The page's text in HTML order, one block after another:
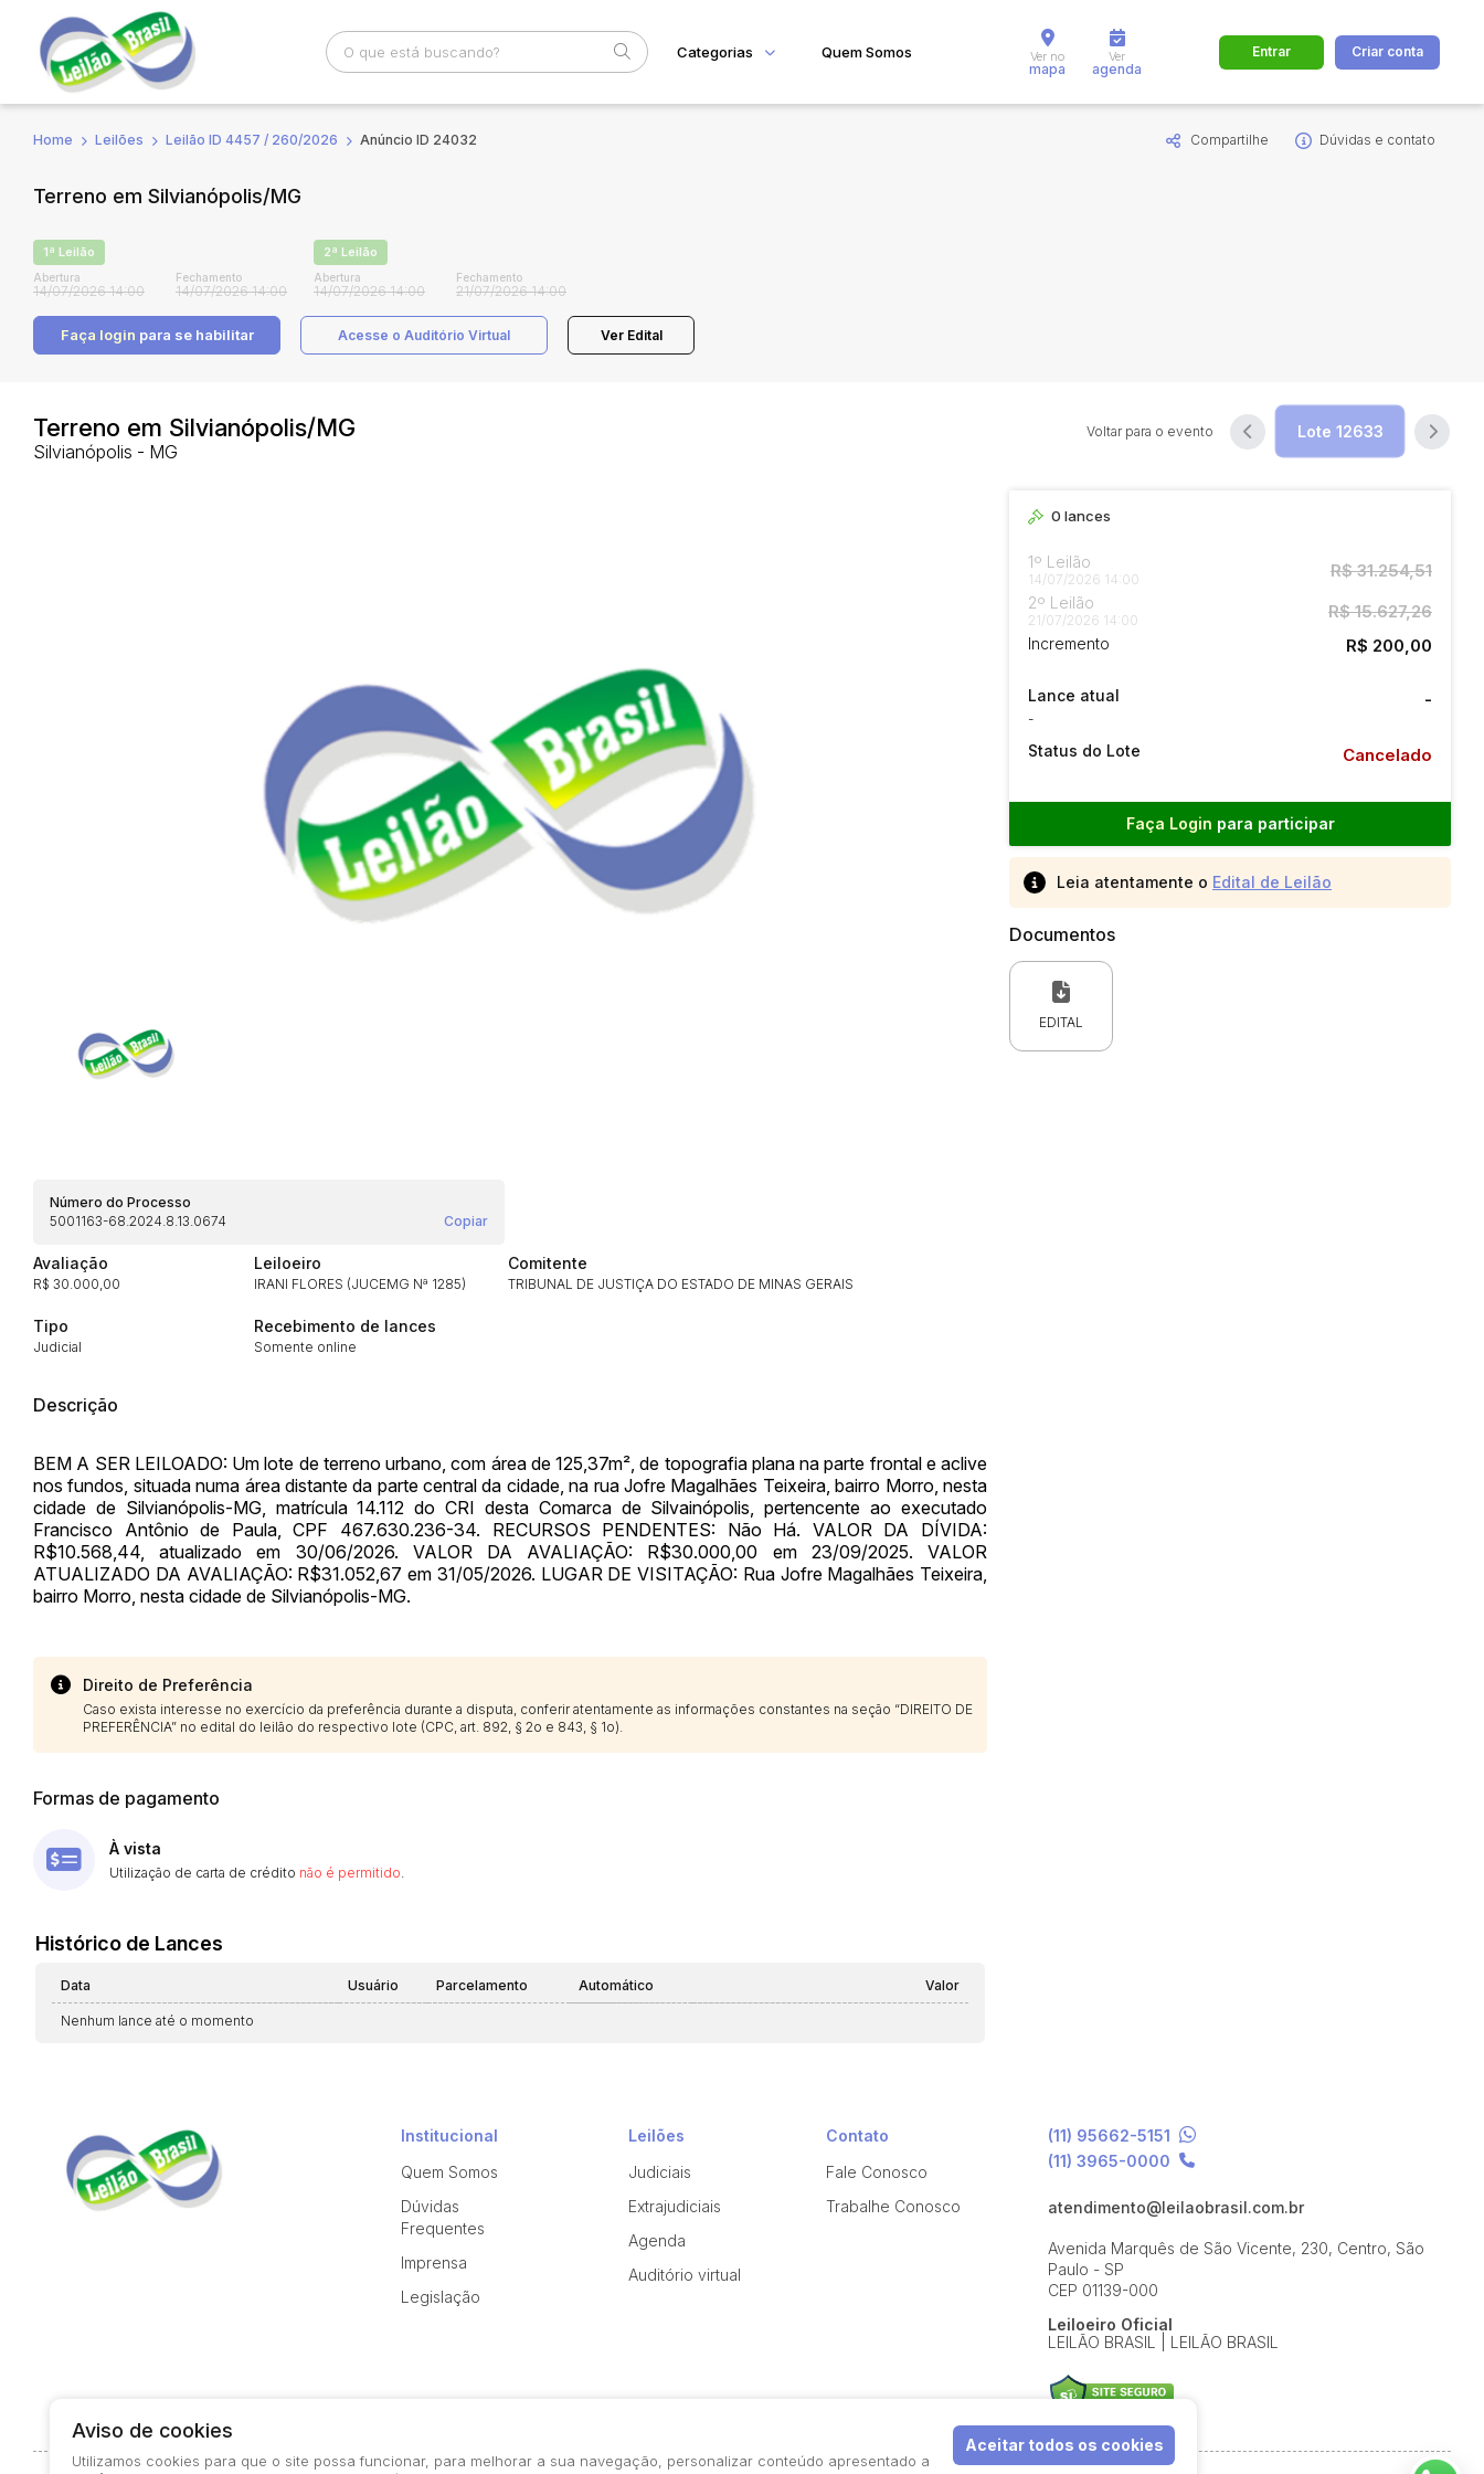
Busca por palavra-chave Categoria Cidade
Categorias Quem Somos Ver no
mapa
Ver
agenda
Entrar Criar conta
Home Leilões Leilão ID 4457 / 260/2026 Anúncio ID 24032 Compartilhe Dúvidas e contato
Terreno em Silvianópolis/MG
1ª Leilão
Abertura
14/07/2026 14:00
Fechamento
14/07/2026 14:00
2ª Leilão
Abertura
14/07/2026 14:00
Fechamento
21/07/2026 14:00
Faça login para se habilitar Acesse o Auditório Virtual Ver Edital
Terreno em Silvianópolis/MG
Silvianópolis - MG
Voltar para o evento
0 lances
1º Leilão
14/07/2026 14:00 R$ 31.254,51
2º Leilão
21/07/2026 14:00 R$ 15.627,26
Incremento R$ 200,00
Lance atual
-
-
Status do Lote Cancelado
Faça Login para participar
Leia atentamente o Edital de Leilão
Documentos
EDITAL
Número do Processo
5001163-68.2024.8.13.0674
Copiar
Avaliação
R$ 30.000,00
Leiloeiro
IRANI FLORES (JUCEMG Nª 1285)
Comitente
TRIBUNAL DE JUSTIÇA DO ESTADO DE MINAS GERAIS
Tipo
Judicial
Recebimento de lances
Somente online
Descrição
BEM A SER LEILOADO: Um lote de terreno urbano, com área de 125,37m², de topografia plana na parte frontal e aclive
nos fundos, situada numa área distante da parte central da cidade, na rua Jofre Magalhães Teixeira, bairro Morro, nesta
cidade de Silvianópolis-MG, matrícula 14.112 do CRI desta Comarca de Silvainópolis, pertencente ao executado
Francisco Antônio de Paula, CPF 467.630.236-34. RECURSOS PENDENTES: Não Há. VALOR DA DÍVIDA:
R$10.568,44, atualizado em 30/06/2026. VALOR DA AVALIAÇÃO: R$30.000,00 em 23/09/2025. VALOR
ATUALIZADO DA AVALIAÇÃO: R$31.052,67 em 31/05/2026. LUGAR DE VISITAÇÃO: Rua Jofre Magalhães Teixeira,
bairro Morro, nesta cidade de Silvianópolis-MG.
Direito de Preferência
Caso exista interesse no exercício da preferência durante a disputa, conferir atentamente as informações constantes na seção “DIREITO DE
PREFERÊNCIA” no edital do leilão do respectivo lote (CPC, art. 892, § 2o e 843, § 1o).
Formas de pagamento
À vista
Utilização de carta de crédito não é permitido.
Histórico de Lances
Data Usuário Parcelamento Automático Valor
Nenhum lance até o momento
Institucional
Quem Somos
Dúvidas
Frequentes
Imprensa
Legislação
Leilões
Judiciais
Extrajudiciais
Agenda
Auditório virtual
Contato
Fale Conosco
Trabalhe Conosco
(11) 95662-5151
(11) 3965-0000
atendimento@leilaobrasil.com.br
Avenida Marquês de São Vicente, 230, Centro, São
Paulo - SP
CEP 01139-000
Leiloeiro Oficial
LEILÃO BRASIL | LEILÃO BRASIL
Aviso de cookies
Utilizamos cookies para que o site possa funcionar, para melhorar a sua navegação, personalizar conteúdo apresentado a
Aceitar todos os cookies